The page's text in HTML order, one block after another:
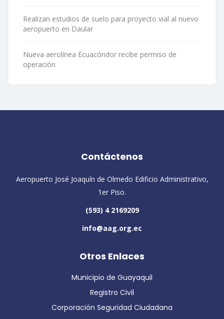
Realizan estudios de suelo para proyecto vial al nuevo
aeropuerto en Daular
Nueva aerolínea Ecuacóndor recibe permiso de
operación
Contáctenos
Aeropuerto José Joaquín de Olmedo Edificio Administrativo,
1er Piso.
(593) 4 2169209
info@aag.org.ec
Otros Enlaces
Municipio de Guayaquil
Registro Civil
Corporación Seguridad Ciudadana